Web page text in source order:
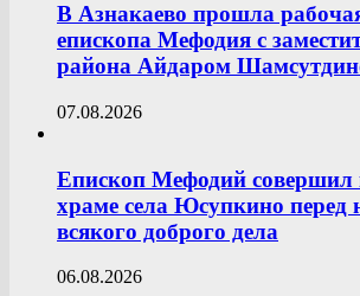
В Азнакаево прошла
епископа Мефодия с
района Айдаром
07.08.2026
Епископ Мефодий совершил
храме села Юсупкино перед
всякого доброго дела
06.08.2026